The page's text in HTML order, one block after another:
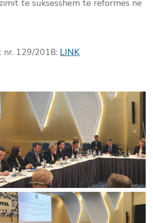
të suksesshëm të reformës në
129/2018: LINK